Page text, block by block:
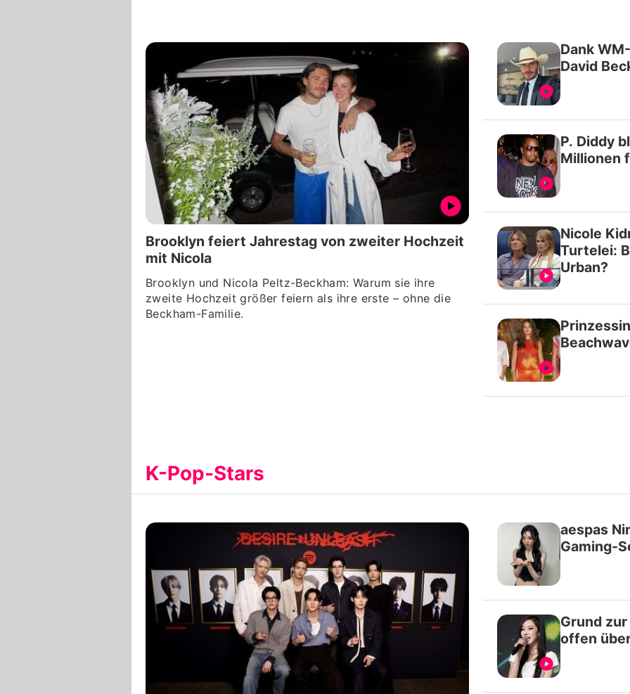
Brooklyn feiert Jahrestag von zweiter Hochzeit
mit Nicola
Brooklyn und Nicola Peltz-Beckham: Warum sie ihre
zweite Hochzeit größer feiern als ihre erste – ohne die
Beckham-Familie.
Dank
David
P. Diddy
Millionen
Nicole
Turtelei:
Urban?
K-Pop-Stars
aespas
Gaming-
Grund
offen